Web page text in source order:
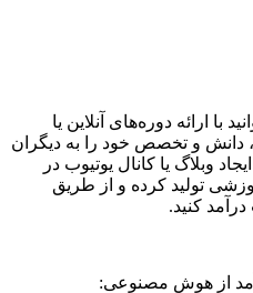
ارائه دوره‌های آنلاین یا
و تخصص خود را به دیگران
وبلاگ یا کانال یوتیوب در
تولید کرده و از طریق
کنید.
از هوش مصنوعی: